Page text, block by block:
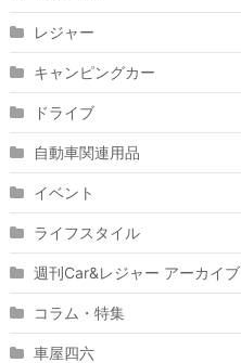
レジャー
キャンピングカー
ドライブ
自動車関連用品
イベント
ライフスタイル
週刊Car&レジャー アーカイブ
コラム・特集
車屋四六